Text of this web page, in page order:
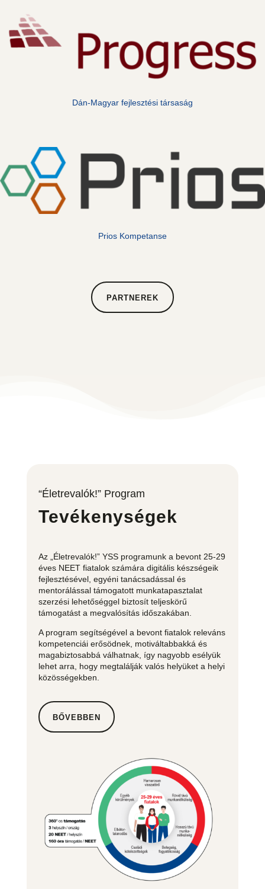
Dán-Magyar fejlesztési társaság
Prios Kompetanse
PARTNEREK
“Életrevalók!” Program
Tevékenységek
Az „Életrevalók!” YSS programunk a bevont 25-29
éves NEET fiatalok számára digitális készségeik
fejlesztésével, egyéni tanácsadással és
mentorálással támogatott munkatapasztalat
szerzési lehetőséggel biztosít teljeskörű
támogatást a megvalósítás időszakában.
A program segítségével a bevont fiatalok releváns
kompetenciái erősödnek, motiváltabbakká és
magabiztosabbá válhatnak, így nagyobb esélyük
lehet arra, hogy megtalálják valós helyüket a helyi
közösségekben.
BŐVEBBEN